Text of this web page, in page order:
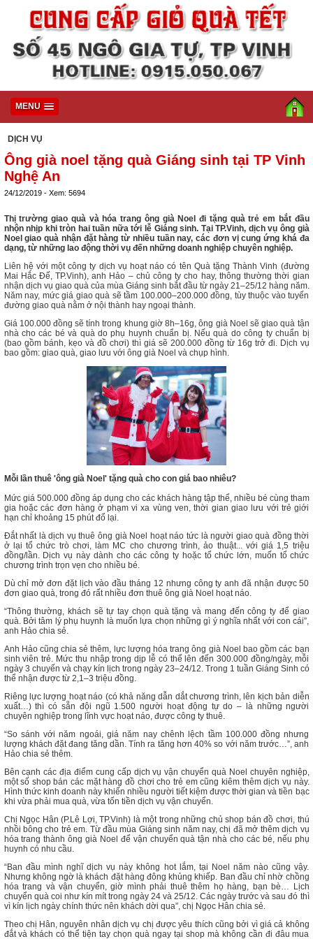
MENU
DỊCH VỤ
Ông già noel tặng quà Giáng sinh tại TP Vinh
Nghệ An
24/12/2019 - Xem: 5694
Thị trường giao quà và hóa trang ông già Noel đi tặng quà trẻ em bắt đầu
nhộn nhịp khi tròn hai tuần nữa tới lễ Giáng sinh. Tại TP.Vinh, dịch vụ ông già
Noel giao quà nhận đặt hàng từ nhiều tuần nay, các đơn vị cung ứng khá đa
dạng, từ những lao động thời vụ đến những doanh nghiệp chuyên nghiệp.
Liên hệ với một công ty dịch vụ hoạt náo có tên Quà tặng Thành Vinh (đường
Mai Hắc Đế, TP.Vinh), anh Hảo – chủ công ty cho hay, thông thường thời gian
nhận dịch vụ giao quà của mùa Giáng sinh bắt đầu từ ngày 21–25/12 hàng năm.
Năm nay, mức giá giao quà sẽ tầm 100.000–200.000 đồng, tùy thuộc vào tuyến
đường giao quà nằm ở nội thành hay ngoại thành.
Giá 100.000 đồng sẽ tính trong khung giờ 8h–16g, ông già Noel sẽ giao quà tận
nhà cho các bé và quà do phụ huynh chuẩn bị. Nếu quà do công ty chuẩn bị
(bao gồm bánh, kẹo và đồ chơi) thì giá sẽ 200.000 đồng từ 16g trở đi. Dịch vụ
bao gồm: giao quà, giao lưu với ông già Noel và chụp hình.
Mỗi lần thuê 'ông già Noel' tặng quà cho con giá bao nhiêu?
Mức giá 500.000 đồng áp dụng cho các khách hàng tập thể, nhiều bé cùng tham
gia hoặc các đơn hàng ở phạm vi xa vùng ven, thời gian giao lưu với trẻ giới
hạn chỉ khoảng 15 phút đổ lại.
Đắt nhất là dịch vụ thuê ông già Noel hoạt náo tức là người giao quà đồng thời
ở lại tổ chức trò chơi, làm MC cho chương trình, ảo thuật... với giá 1,5 triệu
đồng/lần. Dịch vụ này dành cho các công ty hoặc tổ chức lớn, muốn tổ chức
chương trình trọn vẹn cho nhiều bé.
Dù chỉ mở đơn đặt lịch vào đầu tháng 12 nhưng công ty anh đã nhận được 50
đơn giao quà, trong đó rất nhiều đơn thuê ông già Noel hoạt náo.
“Thông thường, khách sẽ tự tay chọn quà tặng và mang đến công ty để giao
quà. Bởi tâm lý phụ huynh là muốn lựa chọn những gì ý nghĩa nhất với con cái”,
anh Hảo chia sẻ.
Anh Hảo cũng chia sẻ thêm, lực lượng hóa trang ông già Noel bao gồm các bạn
sinh viên trẻ. Mức thu nhập trong dịp lễ có thể lên đến 300.000 đồng/ngày, mỗi
ngày 3 chuyến và chạy kín lịch trong ngày 23–24/12. Trong 1 tuần Giáng Sinh có
thể nhận được từ 2,1–3 triệu đồng.
Riêng lực lượng hoạt náo (có khả năng dẫn dắt chương trình, lên kịch bản diễn
xuất…) thì có sẵn đội ngũ 1.500 người hoạt động tự do – là những người
chuyên nghiệp trong lĩnh vực hoạt náo, được công ty thuê.
“So sánh với năm ngoái, giá năm nay chênh lệch tầm 100.000 đồng nhưng
lượng khách đặt đang tăng dần. Tính ra tăng hơn 40% so với năm trước…”, anh
Hảo chia sẻ thêm.
Bên cạnh các địa điểm cung cấp dịch vụ vận chuyển quà Noel chuyên nghiệp,
một số shop bán các mặt hàng đồ chơi cho trẻ em cũng kiêm thêm dịch vụ này.
Hình thức kinh doanh này khiến nhiều người tiết kiệm được thời gian và tiền bạc
khi vừa phải mua quà, vừa tốn tiền dịch vụ vận chuyển.
Chị Ngọc Hân (P.Lê Lợi, TP.Vinh) là một trong những chủ shop bán đồ chơi, thú
nhồi bông cho trẻ em. Từ đầu mùa Giáng sinh năm nay, chị đã mở thêm dịch vụ
hóa trang thành ông già Noel để vận chuyển quà tận nhà cho các bé, nếu phụ
huynh có nhu cầu.
“Ban đầu mình nghĩ dịch vụ này không hot lắm, tại Noel năm nào cũng vậy.
Nhưng không ngờ là khách đặt hàng đông khủng khiếp. Ban đầu chỉ nhờ chồng
hóa trang và vận chuyển, giờ mình phải thuê thêm họ hàng, bạn bè… Lịch
chuyển quà coi như kín mít trong ngày 24 và 25/12. Các ngày trước và sau đó thì
vì kín lịch ngày chính thức nên khách dời qua”, chị Ngọc Hân chia sẻ.
Theo chị Hân, nguyên nhân dịch vụ chị được yêu thích cũng bởi vì giá cả không
đắt và khách có thể tiện tay chọn quà ngay tại shop mà không cần đi đâu mua